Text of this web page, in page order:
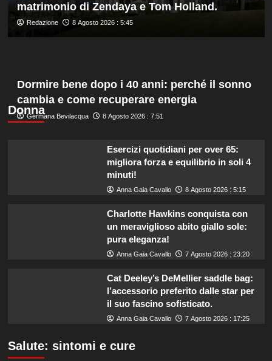
tre
set
matrimonio di Zendaya e Tom Holland.
Redazione 8 Agosto 2026 : 5:45
Donna
Dormire bene dopo i 40 anni: perché il sonno
cambia e come recuperare energia
Germana Bevilacqua 8 Agosto 2026 : 7:51
Esercizi quotidiani per over 65:
migliora forza e equilibrio in soli 4
minuti!
Anna Gaia Cavallo 8 Agosto 2026 : 5:15
Charlotte Hawkins conquista con
un meraviglioso abito giallo sole:
pura eleganza!
Anna Gaia Cavallo 7 Agosto 2026 : 23:20
Cat Deeley’s DeMellier saddle bag:
l’accessorio preferito dalle star per
il suo fascino sofisticato.
Anna Gaia Cavallo 7 Agosto 2026 : 17:25
Salute: sintomi e cure